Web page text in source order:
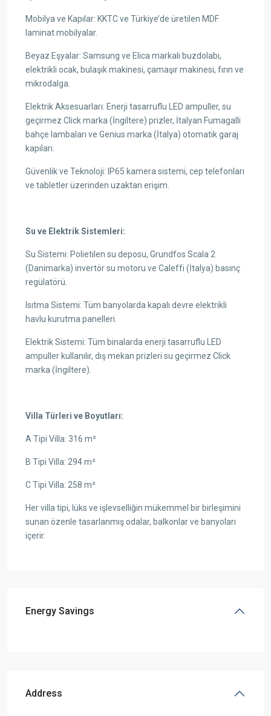
Mobilya ve Kapılar: KKTC ve Türkiye’de üretilen MDF
laminat mobilyalar.
Beyaz Eşyalar: Samsung ve Elica markalı buzdolabı,
elektrikli ocak, bulaşık makinesi, çamaşır makinesi, fırın ve
mikrodalga.
Elektrik Aksesuarları: Enerji tasarruflu LED ampuller, su
geçirmez Click marka (İngiltere) prizler, İtalyan Fumagalli
bahçe lambaları ve Genius marka (İtalya) otomatik garaj
kapıları.
Güvenlik ve Teknoloji: IP65 kamera sistemi, cep telefonları
ve tabletler üzerinden uzaktan erişim.
Su ve Elektrik Sistemleri:
Su Sistemi: Polietilen su deposu, Grundfos Scala 2
(Danimarka) invertör su motoru ve Caleffi (İtalya) basınç
regülatörü.
Isıtma Sistemi: Tüm banyolarda kapalı devre elektrikli
havlu kurutma panelleri.
Elektrik Sistemi: Tüm binalarda enerji tasarruflu LED
ampuller kullanılır, dış mekan prizleri su geçirmez Click
marka (İngiltere).
Villa Türleri ve Boyutları:
A Tipi Villa: 316 m²
B Tipi Villa: 294 m²
C Tipi Villa: 258 m²
Her villa tipi, lüks ve işlevselliğin mükemmel bir birleşimini
sunan özenle tasarlanmış odalar, balkonlar ve banyoları
içerir.
Energy Savings
Address